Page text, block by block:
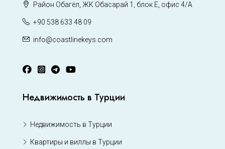
Район Обагёл, ЖК Обасарай 1, блок Е, офис 4/А
+90 538 633 48 09
info@coastlinekeys.com
Недвижимость в Турции
Недвижимость в Турции
Квартиры и виллы в Турции